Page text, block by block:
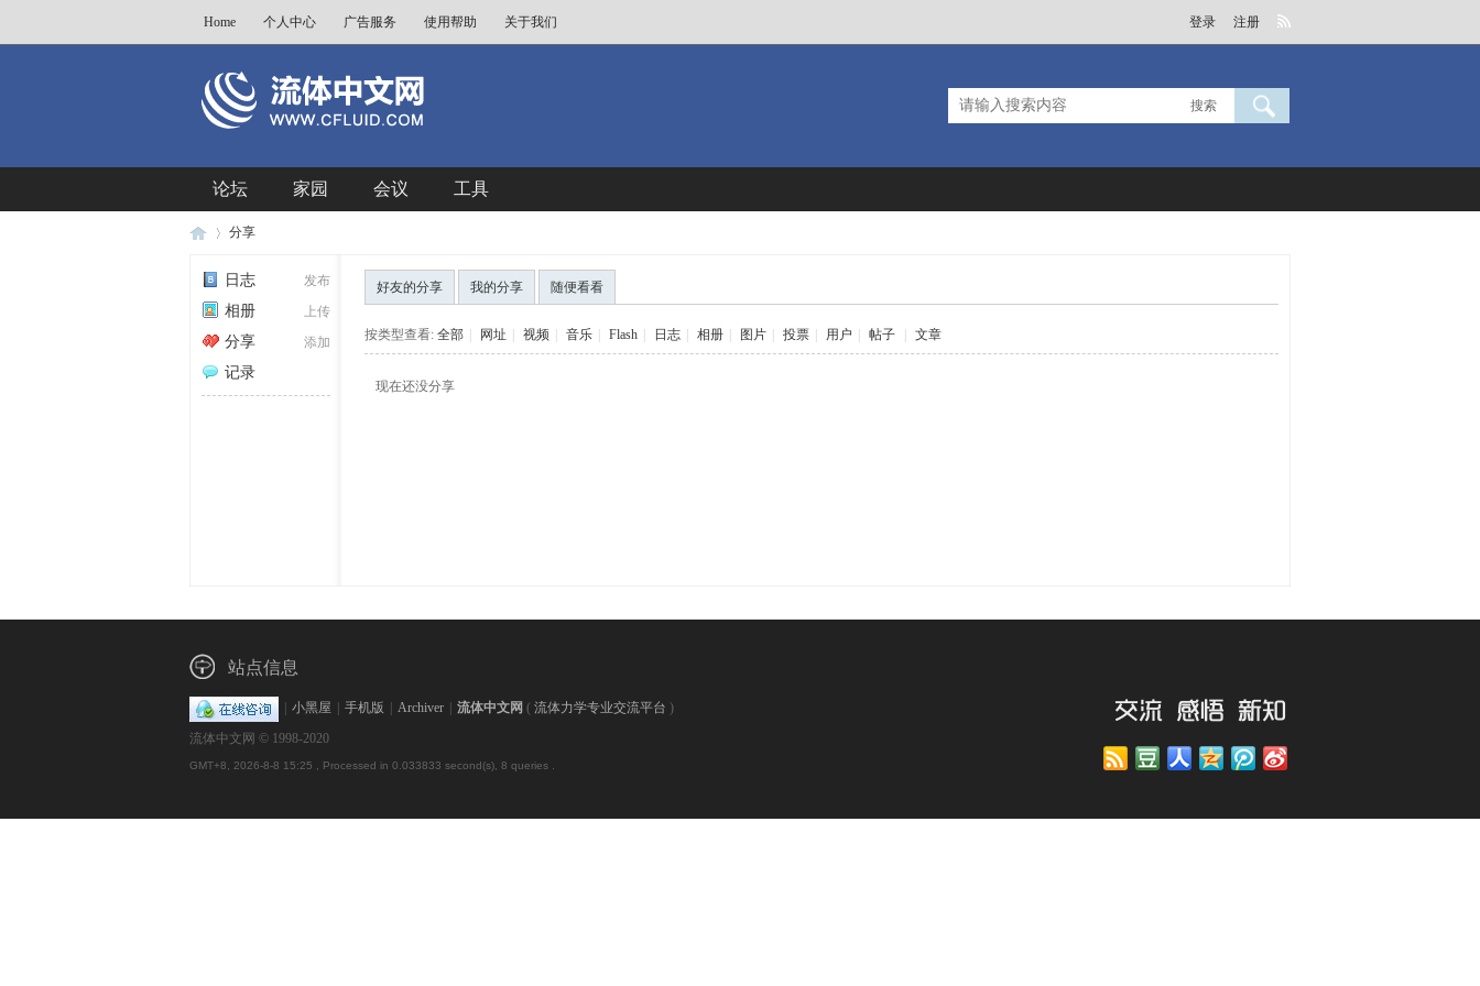
Home 个人中心 广告服务 使用帮助 关于我们 登录 注册
搜索
论坛 家园 会议 工具
中
分享
发布
日志
上传
相册
添加
分享
记录
好友的分享 我的分享 随便看看
按类型查看: 全部 网址 视频 音乐 Flash 日志 相册 图片 投票 用户 帖子 文章
现在还没分享
站点信息
小黑屋 手机版 Archiver 流体中文网 ( 流体力学专业交流平台 )
流体中文网 © 1998-2020
GMT+8, 2026-8-8 15:25 , Processed in 0.033833 second(s), 8 queries .